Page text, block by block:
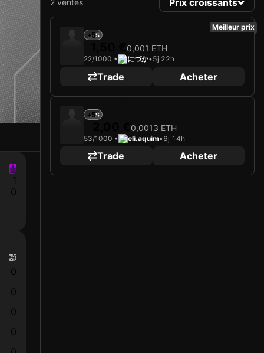
1
0
0
0
0
0
2 ventes Prix croissants
Meilleur prix
+5
0,001 ETH
22/1000 • にづか•5j 22h
Trade Acheter
+5
0,0013 ETH
53/1000 • eli.aquim•6j 14h
Trade Acheter